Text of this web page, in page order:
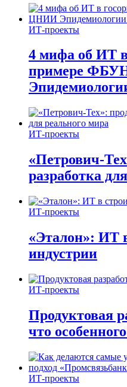
ИТ-проекты
4 мифа об ИТ в
примере
ИТ-проекты
«Петрович-
разработка
ИТ-проекты
«Эталон»: ИТ
индустрии
ИТ-проекты
Продуктовая
что
ИТ-проекты